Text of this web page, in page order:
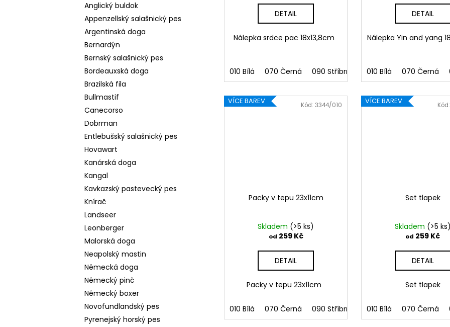
Anglický buldok
Appenzellský salašnický pes
Argentinská doga
Bernardýn
Bernský salašnický pes
Bordeauxská doga
Brazilská fila
Bullmastif
Canecorso
Dobrman
Entlebušský salašnický pes
Hovawart
Kanárská doga
Kangal
Kavkazský pastevecký pes
Knírač
Landseer
Leonberger
Malorská doga
Neapolský mastin
Německá doga
Německý pinč
Německý boxer
Novofundlandský pes
Pyrenejský horský pes
DETAIL
Nálepka srdce pac 18x13,8cm
010 Bílá 070 Černá 090 Stříbrná 091 Zlatá 032
DETAIL
Nálepka Yin and yang
010 Bílá 070 Černá
VÍCE BAREV
Packy v tepu 23x11cm
Skladem (>5 ks)
od 259 Kč
DETAIL
Packy v tepu 23x11cm
010 Bílá 070 Černá 090 Stříbrná 091 Zlatá 032
Kód:3344/010 VÍCE BAREV
Set tlapek
Skladem (>5 ks)
od 259 Kč
DETAIL
Set tlapek
010 Bílá 070 Černá
Kód: